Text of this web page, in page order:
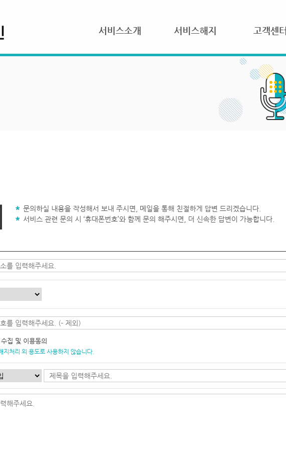
서비스소개 서비스해지 고객센터
문의하실 내용을 작성해서 보내 주시면, 메일을 통해 친절하게 답변 드리겠습니다.
서비스 관련 문의 시 ‘휴대폰번호’와 함께 문의 해주시면, 더 신속한 답변이 가능합니다.
집 및 이용동의
지처리 외 용도로 사용하지 않습니다.